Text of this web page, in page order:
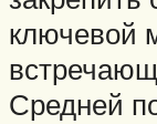
ключевой
Средней